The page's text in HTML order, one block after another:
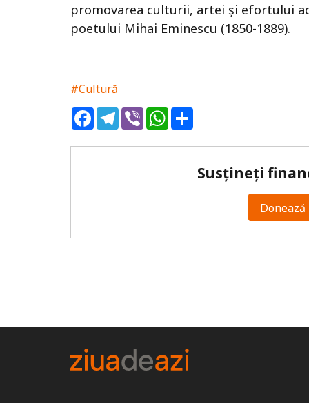
promovarea culturii, artei și efortului
poetului Mihai Eminescu (1850-1889).
#Cultură
FacebookTelegram
ViberWhatsApp
Susțineți